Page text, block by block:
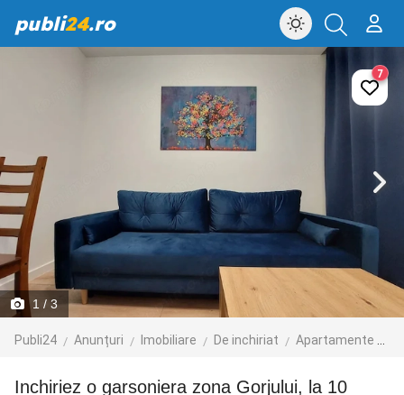
publi24.ro
1 / 3
Publi24 Anunțuri Imobiliare De inchiriat Apartamente de inchiriat
7
Inchiriez o garsoniera zona Gorjului, la 10